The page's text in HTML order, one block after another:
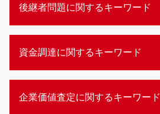
後継者問題に関するキーワード
後継者問題 事業承継
後継者問題 伝統工芸
後継者問題 高齢化
資金調達に関するキーワード
資金調達 融資以外
企業価値査定に関するキーワード